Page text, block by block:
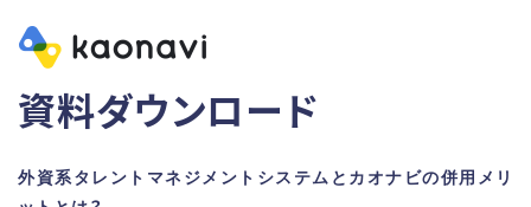
資料ダウンロード
外資系タレントマネジメントシステムとカオナビの併用メリ